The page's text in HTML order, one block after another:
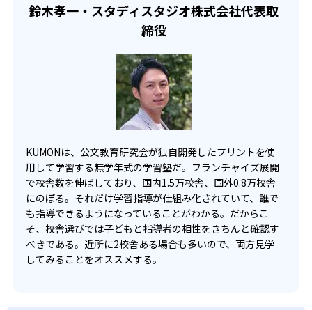
宿題の量や進め方に関しては、いつでも気軽に相談可能
鈴木孝一・スタディスタジオ株式会社代表取
締役
KUMONは、公文教育研究会が独自開発したプリントを使
用して学習する無学年式の学習塾だ。フランチャイズ展開
で校舎数を伸ばしており、国内1.5万校舎、国外0.8万校舎
にのぼる。それだけ学習指導が仕組み化されていて、誰で
も指導できるようになっていることがわかる。だからこ
そ、校舎選びでは子どもと指導者の相性をきちんと確認す
べきである。近所に2校舎ある場合も多いので、両方見学
してみることをオススメする。